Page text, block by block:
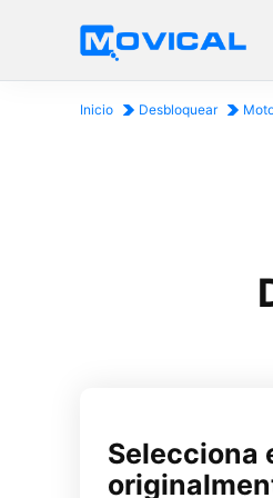
Inicio Desbloquear
Selecciona